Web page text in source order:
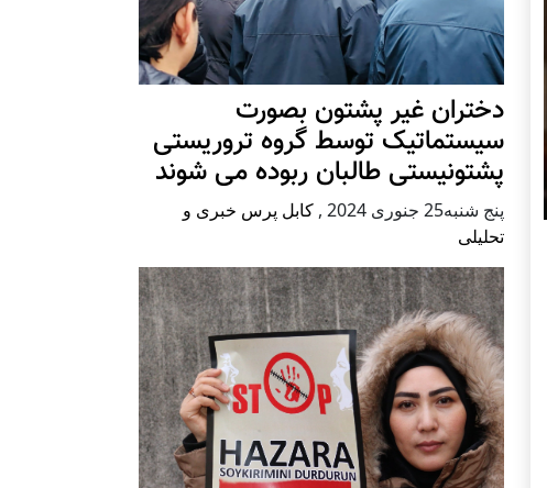
دختران غیر پشتون بصورت
سیستماتیک توسط گروه تروریستی
پشتونیستی طالبان ربوده می شوند
پنج شنبه25 جنوری 2024 , کابل پرس خبری و
تحلیلی